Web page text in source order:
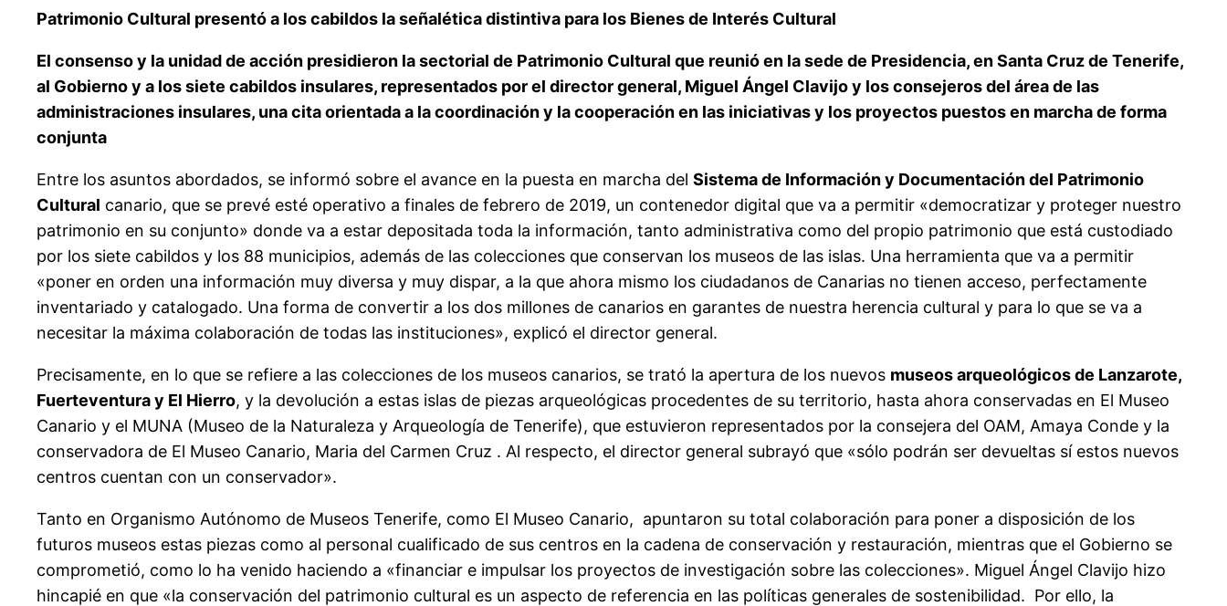
Patrimonio Cultural presentó a los cabildos la señalética distintiva para los Bienes de Interés Cultural
El consenso y la unidad de acción presidieron la sectorial de Patrimonio Cultural que reunió en la sede de Presidencia, en Santa Cruz de Tenerife,
al Gobierno y a los siete cabildos insulares, representados por el director general, Miguel Ángel Clavijo y los consejeros del área de las
administraciones insulares, una cita orientada a la coordinación y la cooperación en las iniciativas y los proyectos puestos en marcha de forma
conjunta
Entre los asuntos abordados, se informó sobre el avance en la puesta en marcha del Sistema de Información y Documentación del Patrimonio
Cultural canario, que se prevé esté operativo a finales de febrero de 2019, un contenedor digital que va a permitir «democratizar y proteger nuestro
patrimonio en su conjunto» donde va a estar depositada toda la información, tanto administrativa como del propio patrimonio que está custodiado
por los siete cabildos y los 88 municipios, además de las colecciones que conservan los museos de las islas. Una herramienta que va a permitir
«poner en orden una información muy diversa y muy dispar, a la que ahora mismo los ciudadanos de Canarias no tienen acceso, perfectamente
inventariado y catalogado. Una forma de convertir a los dos millones de canarios en garantes de nuestra herencia cultural y para lo que se va a
necesitar la máxima colaboración de todas las instituciones», explicó el director general.
Precisamente, en lo que se refiere a las colecciones de los museos canarios, se trató la apertura de los nuevos museos arqueológicos de Lanzarote,
Fuerteventura y El Hierro, y la devolución a estas islas de piezas arqueológicas procedentes de su territorio, hasta ahora conservadas en El Museo
Canario y el MUNA (Museo de la Naturaleza y Arqueología de Tenerife), que estuvieron representados por la consejera del OAM, Amaya Conde y la
conservadora de El Museo Canario, Maria del Carmen Cruz . Al respecto, el director general subrayó que «sólo podrán ser devueltas sí estos nuevos
centros cuentan con un conservador».
Tanto en Organismo Autónomo de Museos Tenerife, como El Museo Canario, apuntaron su total colaboración para poner a disposición de los
futuros museos estas piezas como al personal cualificado de sus centros en la cadena de conservación y restauración, mientras que el Gobierno se
comprometió, como lo ha venido haciendo a «financiar e impulsar los proyectos de investigación sobre las colecciones». Miguel Ángel Clavijo hizo
hincapié en que «la conservación del patrimonio cultural es un aspecto de referencia en las políticas generales de sostenibilidad. Por ello, la